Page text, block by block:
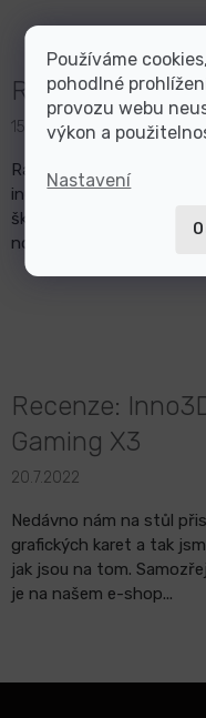
Používáme
pohodlné
provozu webu
výkon a
Nastavení
Recenze - Dell
15.12.2022
Rádi přispíváme na
inComputer
školy a Obchodní
nové výzvy a je
Recenze:
Gaming X3
20.7.2022
Nedávno nám na stůl
grafických karet a tak
jak jsou na tom.
je na našem e-shop...